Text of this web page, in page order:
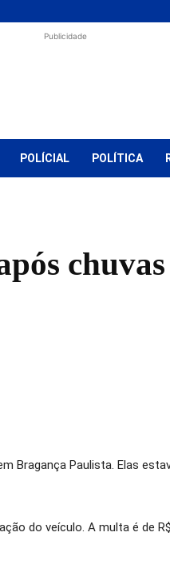
Publicidade
POLÍCIAL POLÍTICA
Bragança Paulista. Elas
do veículo. A multa é de